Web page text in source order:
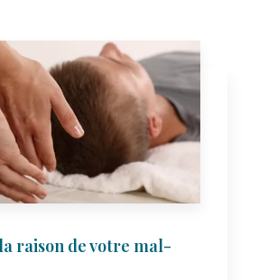
raison de votre mal-